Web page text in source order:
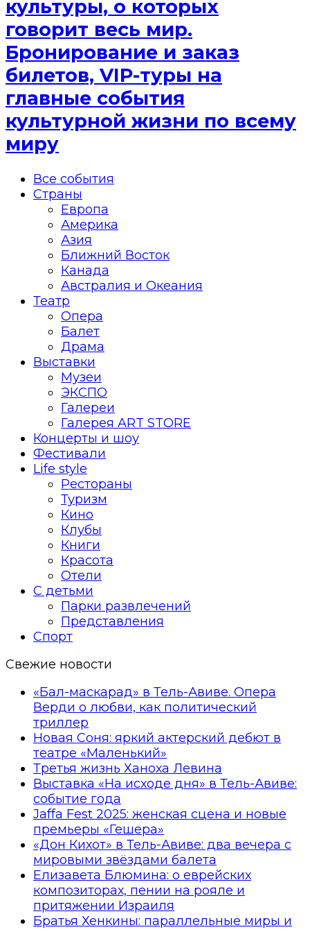
культуры, о которых
говорит весь мир.
Бронирование и заказ
билетов, VIP-туры на
главные события
культурной жизни по всему
миру
Все события
Страны
Европа
Америка
Азия
Ближний Восток
Канада
Австралия и Океания
Театр
Опера
Балет
Драма
Выставки
Музеи
ЭКСПО
Галереи
Галерея ART STORE
Концерты и шоу
Фестивали
Life style
Рестораны
Туризм
Кино
Клубы
Книги
Красота
Отели
С детьми
Парки развлечений
Представления
Спорт
Свежие новости
«Бал-маскарад» в Тель-Авиве. Опера
Верди о любви, как политический
триллер
Новая Соня: яркий актерский дебют в
театре «Маленький»
Третья жизнь Ханоха Левина
Выставка «На исходе дня» в Тель-Авиве:
событие года
Jaffa Fest 2025: женская сцена и новые
премьеры «Гешера»
«Дон Кихот» в Тель-Авиве: два вечера с
мировыми звёздами балета
Елизавета Блюмина: о еврейских
композиторах, пении на рояле и
притяжении Израиля
Братья Хенкины: параллельные миры и